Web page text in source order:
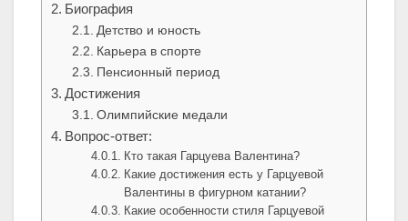
Биография
Детство и юность
Карьера в спорте
Пенсионный период
Достижения
Олимпийские медали
Вопрос-ответ:
Кто такая Гарцуева Валентина?
Какие достижения есть у Гарцуевой
Валентины в фигурном катании?
Какие особенности стиля Гарцуевой